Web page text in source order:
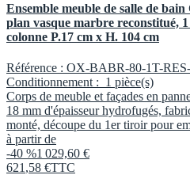
Ensemble meuble de salle de
plan vasque marbre reconstitué,
colonne P.17 cm x H. 104 cm
Référence : OX-BABR-80-1T-
Conditionnement : 1 pièce(s)
Corps de meuble et façades en
18 mm d'épaisseur hydrofugés,
monté, découpe du 1er tiroir pour
à partir de
-40 %1 029,60 €
621 ,58 €TTC